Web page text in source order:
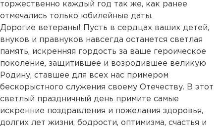
торжественно каждый год так же, как ранее
отмечались только юбилейные даты.
Дорогие ветераны! Пусть в сердцах ваших детей,
внуков и правнуков навсегда останется светлая
память, искренняя гордость за ваше героическое
поколение, защитившее и возродившее великую
Родину, ставшее для всех нас примером
бескорыстного служения своему Отечеству. В этот
светлый праздничный день примите самые
искренние поздравления и пожелания здоровья,
долгих лет жизни, бодрости, оптимизма, счастья и